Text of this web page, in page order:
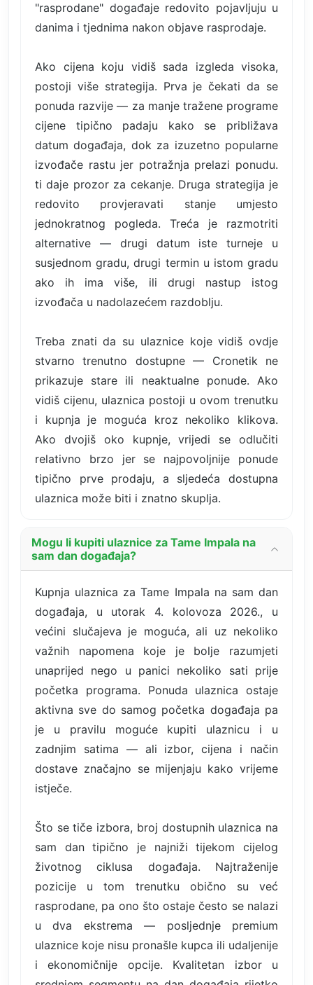
"rasprodane" događaje redovito pojavljuju u
danima i tjednima nakon objave rasprodaje.
Ako cijena koju vidiš sada izgleda visoka,
postoji više strategija. Prva je čekati da se
ponuda razvije — za manje tražene programe
cijene tipično padaju kako se približava
datum događaja, dok za izuzetno popularne
izvođače rastu jer potražnja prelazi ponudu.
ti daje prozor za cekanje. Druga strategija je
redovito provjeravati stanje umjesto
jednokratnog pogleda. Treća je razmotriti
alternative — drugi datum iste turneje u
susjednom gradu, drugi termin u istom gradu
ako ih ima više, ili drugi nastup istog
izvođača u nadolazećem razdoblju.
Treba znati da su ulaznice koje vidiš ovdje
stvarno trenutno dostupne — Cronetik ne
prikazuje stare ili neaktualne ponude. Ako
vidiš cijenu, ulaznica postoji u ovom trenutku
i kupnja je moguća kroz nekoliko klikova.
Ako dvojiš oko kupnje, vrijedi se odlučiti
relativno brzo jer se najpovoljnije ponude
tipično prve prodaju, a sljedeća dostupna
ulaznica može biti i znatno skuplja.
Mogu li kupiti ulaznice za Tame Impala na
sam dan događaja?
Kupnja ulaznica za Tame Impala na sam dan
događaja, u utorak 4. kolovoza 2026., u
većini slučajeva je moguća, ali uz nekoliko
važnih napomena koje je bolje razumjeti
unaprijed nego u panici nekoliko sati prije
početka programa. Ponuda ulaznica ostaje
aktivna sve do samog početka događaja pa
je u pravilu moguće kupiti ulaznicu i u
zadnjim satima — ali izbor, cijena i način
dostave značajno se mijenjaju kako vrijeme
istječe.
Što se tiče izbora, broj dostupnih ulaznica na
sam dan tipično je najniži tijekom cijelog
životnog ciklusa događaja. Najtraženije
pozicije u tom trenutku obično su već
rasprodane, pa ono što ostaje često se nalazi
u dva ekstrema — posljednje premium
ulaznice koje nisu pronašle kupca ili udaljenije
i ekonomičnije opcije. Kvalitetan izbor u